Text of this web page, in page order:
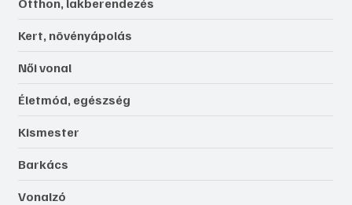
Kert, növényápolás
Női vonal
Életmód, egészség
Kismester
Barkács
Vonalzó